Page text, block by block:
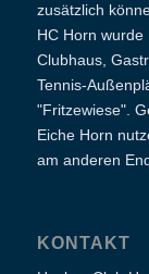
zusätzlich
HC Horn
Clubhaus,
Tennis-
"Fritzewiese".
Eiche Horn
am anderen
KONTAKT